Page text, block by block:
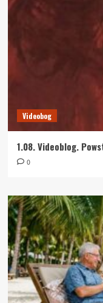
Videobog
1.08. Videoblog.
0